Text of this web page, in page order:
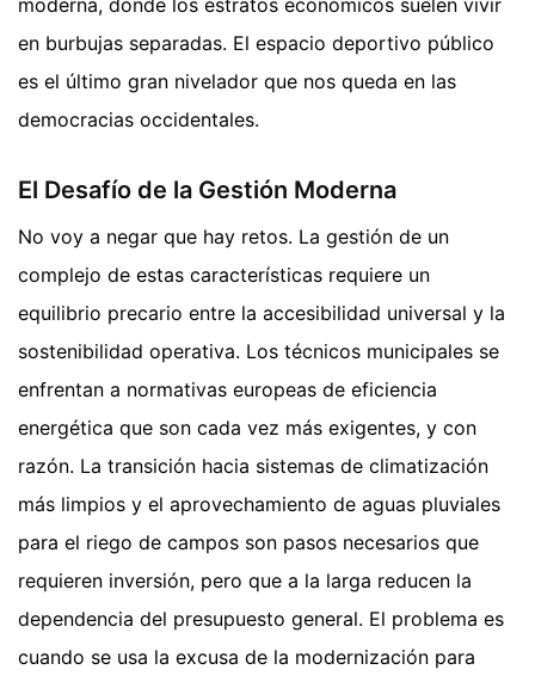
moderna, donde los estratos económicos suelen vivir
en burbujas separadas. El espacio deportivo público
es el último gran nivelador que nos queda en las
democracias occidentales.
El Desafío de la Gestión Moderna
No voy a negar que hay retos. La gestión de un
complejo de estas características requiere un
equilibrio precario entre la accesibilidad universal y la
sostenibilidad operativa. Los técnicos municipales se
enfrentan a normativas europeas de eficiencia
energética que son cada vez más exigentes, y con
razón. La transición hacia sistemas de climatización
más limpios y el aprovechamiento de aguas pluviales
para el riego de campos son pasos necesarios que
requieren inversión, pero que a la larga reducen la
dependencia del presupuesto general. El problema es
cuando se usa la excusa de la modernización para